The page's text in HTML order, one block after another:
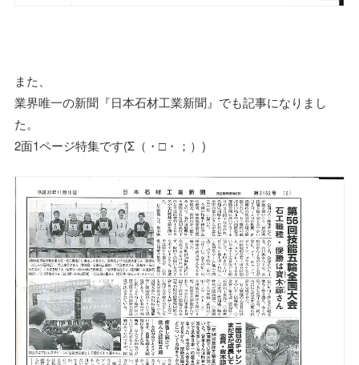
また、
業界唯一の新聞『日本石材工業新聞』でも記事になりまし
た。
2面1ページ特集です(Σ（・□・；）)